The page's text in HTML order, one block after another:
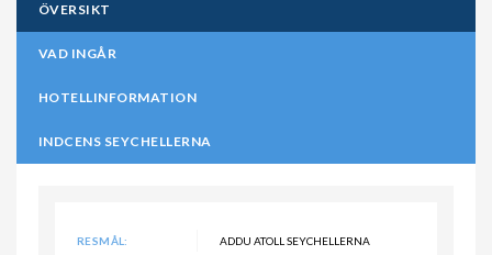
ÖVERSIKT
VAD INGÅR
HOTELLINFORMATION
INDCENS SEYCHELLERNA
RESMÅL: ADDU ATOLL SEYCHELLERNA